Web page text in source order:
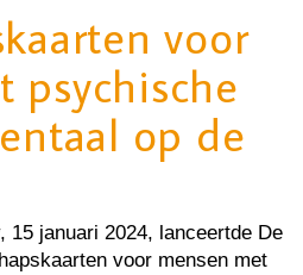
voor
psychische
op de
15 januari 2024, lanceertde De
voor mensen met